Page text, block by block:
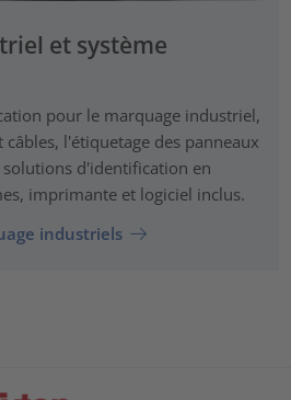
et système
pour le marquage industriel,
l'étiquetage des panneaux
d'identification en
imprimante et logiciel inclus.
industriels